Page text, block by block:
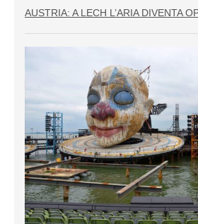
AUSTRIA: A LECH L’ARIA DIVENTA